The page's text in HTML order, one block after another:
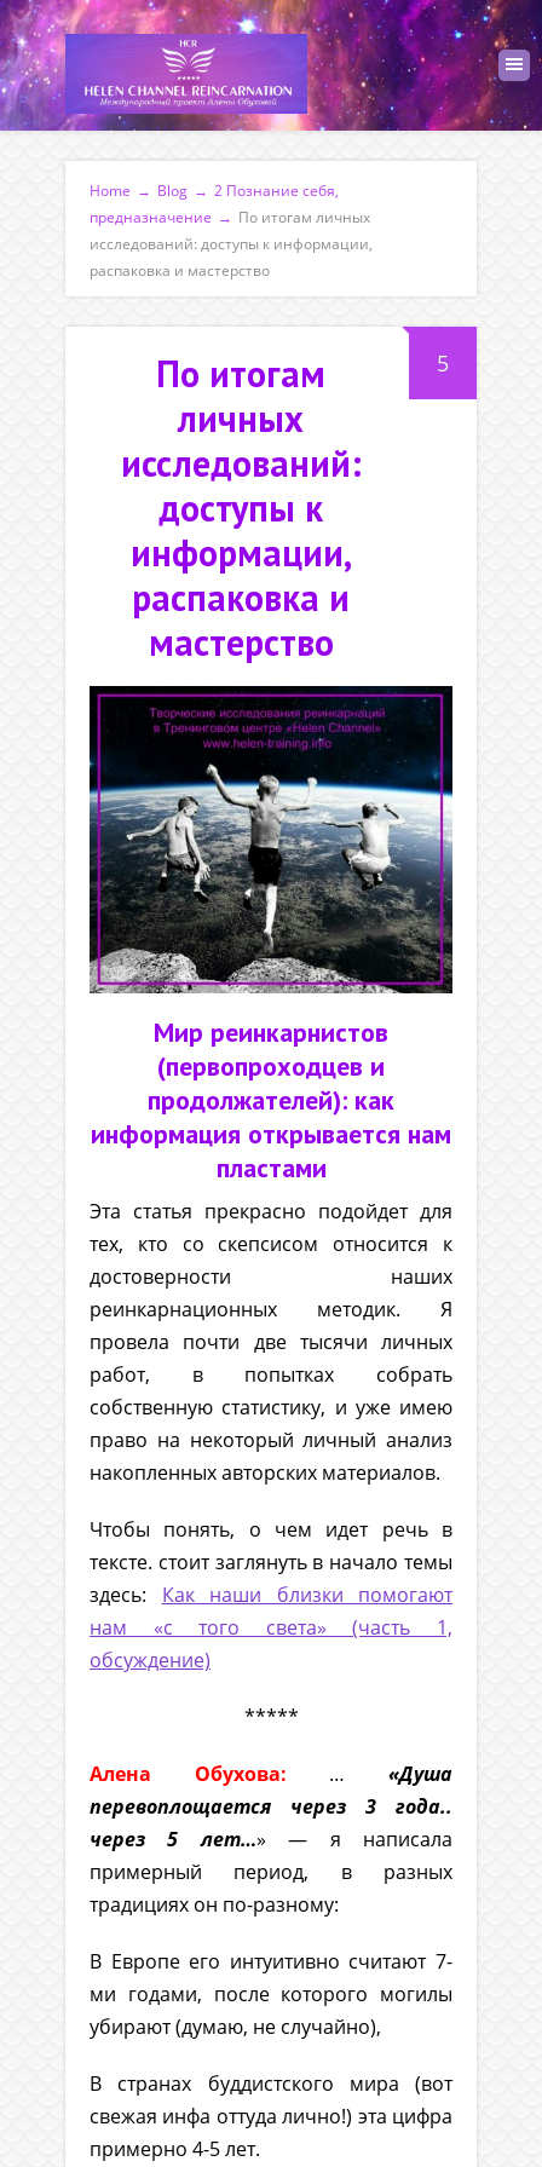
Home → Blog → 2 Познание себя,
предназначение → По итогам личных
исследований: доступы к информации,
распаковка и мастерство
5
По итогам
личных
исследований:
доступы к
информации,
распаковка и
мастерство
Мир реинкарнистов
(первопроходцев и
продолжателей): как
информация открывается нам
пластами
Эта статья прекрасно подойдет для
тех, кто со скепсисом относится к
достоверности наших
реинкарнационных методик. Я
провела почти две тысячи личных
работ, в попытках собрать
собственную статистику, и уже имею
право на некоторый личный анализ
накопленных авторских материалов.
Чтобы понять, о чем идет речь в
тексте. стоит заглянуть в начало темы
здесь: Как наши близки помогают
нам «с того света» (часть 1,
обсуждение)
*****
Алена Обухова: …«Душа
перевоплощается через 3 года..
через 5 лет…» — я написала
примерный период, в разных
традициях он по-разному:
В Европе его интуитивно считают 7-
ми годами, после которого могилы
убирают (думаю, не случайно),
В странах буддистского мира (вот
свежая инфа оттуда лично!) эта цифра
примерно 4-5 лет.